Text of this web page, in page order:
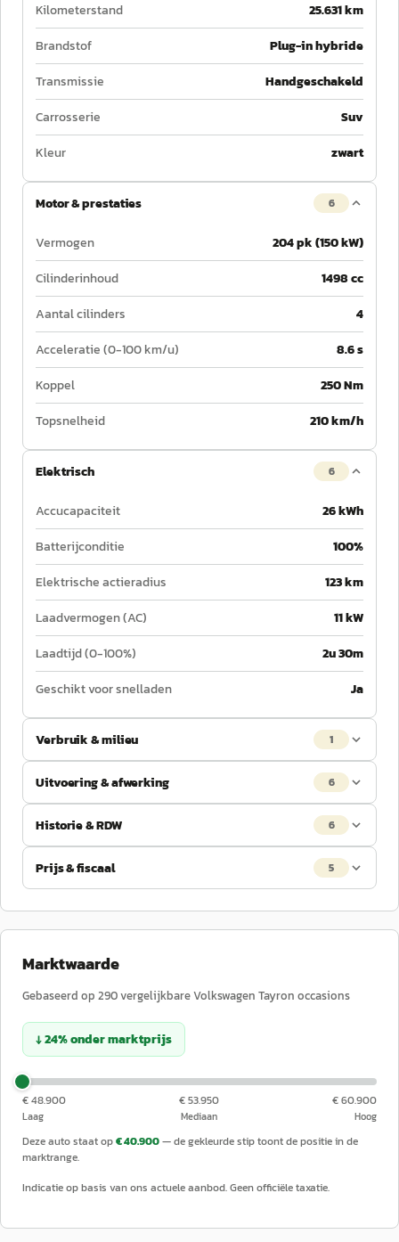
Kilometerstand
25.631 km
Brandstof
Plug-in hybride
Transmissie
Handgeschakeld
Carrosserie
Suv
Kleur
zwart
Motor & prestaties 6
Vermogen
204 pk (150 kW)
Cilinderinhoud
1498 cc
Aantal cilinders
4
Acceleratie (0-100 km/u)
8.6 s
Koppel
250 Nm
Topsnelheid
210 km/h
Elektrisch 6
Accucapaciteit
26 kWh
Batterijconditie
100%
Elektrische actieradius
123 km
Laadvermogen (AC)
11 kW
Laadtijd (0-100%)
2u 30m
Geschikt voor snelladen
Ja
Verbruik & milieu 1
Uitvoering & afwerking 6
Historie & RDW 6
Prijs & fiscaal 5
Marktwaarde
Gebaseerd op 290vergelijkbareVolkswagen Tayron occasions
↓24%ondermarktprijs
€ 48.900
Laag
€ 53.950
Mediaan
€ 60.900
Hoog
Deze auto staat op€ 40.900— de gekleurde stip toont de positie in de
marktrange.
Indicatie op basis van ons actuele aanbod. Geen officiële taxatie.